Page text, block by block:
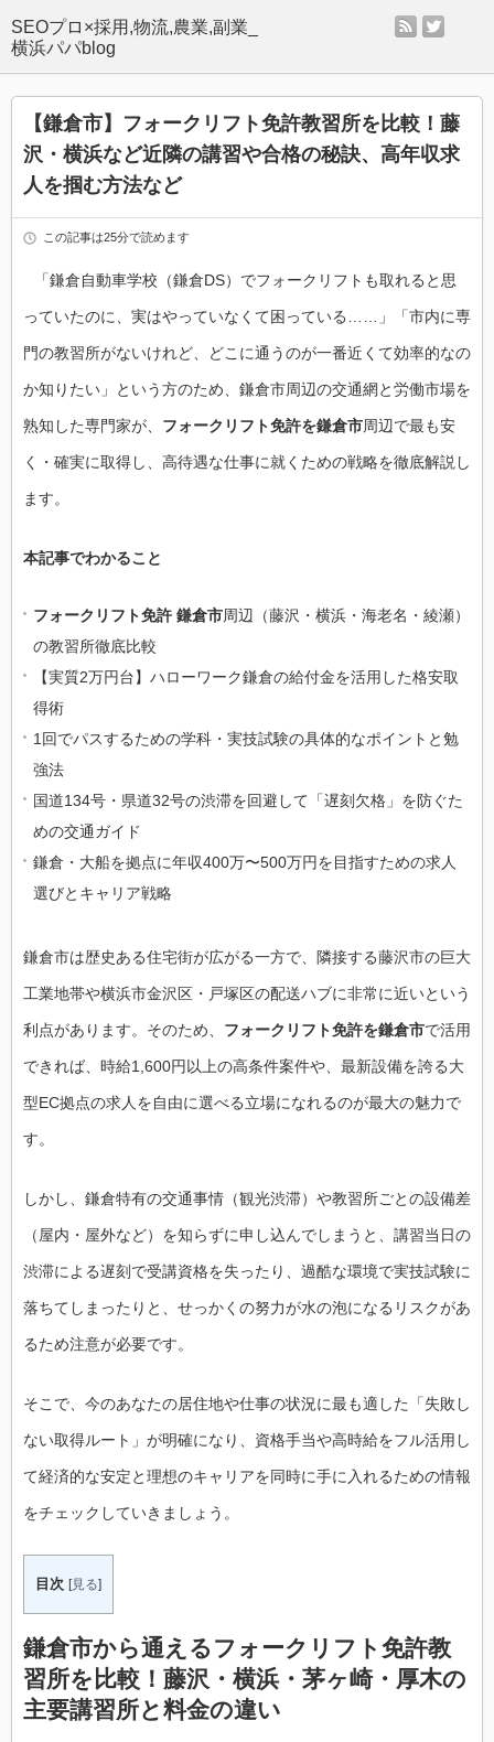
SEOプロ×採用,物流,農業,副業_
横浜パパblog
rss
【鎌倉市】フォークリフト免許教習所を比較！藤
沢・横浜など近隣の講習や合格の秘訣、高年収求
人を掴む方法など
この記事は25分で読めます
「鎌倉自動車学校（鎌倉DS）でフォークリフトも取れると思
っていたのに、実はやっていなくて困っている……」「市内に専
門の教習所がないけれど、どこに通うのが一番近くて効率的なの
か知りたい」という方のため、鎌倉市周辺の交通網と労働市場を
熟知した専門家が、 フォークリフト免許を鎌倉市周辺で最も安
く・確実に取得し、高待遇な仕事に就くための戦略を徹底解説し
ます。
本記事でわかること
フォークリフト免許 鎌倉市周辺（藤沢・横浜・海老名・綾瀬）
の教習所徹底比較
【実質2万円台】ハローワーク鎌倉の給付金を活用した格安取
得術
1回でパスするための学科・実技試験の具体的なポイントと勉
強法
国道134号・県道32号の渋滞を回避して「遅刻欠格」を防ぐた
めの交通ガイド
鎌倉・大船を拠点に年収400万〜500万円を目指すための求人
選びとキャリア戦略
鎌倉市は歴史ある住宅街が広がる一方で、隣接する藤沢市の巨大
工業地帯や横浜市金沢区・戸塚区の配送ハブに非常に近いという
利点があります。そのため、 フォークリフト免許を鎌倉市で活用
できれば、時給1,600円以上の高条件案件や、最新設備を誇る大
型EC拠点の求人を自由に選べる立場になれるのが最大の魅力で
す。
しかし、鎌倉特有の交通事情（観光渋滞）や教習所ごとの設備差
（屋内・屋外など）を知らずに申し込んでしまうと、講習当日の
渋滞による遅刻で受講資格を失ったり、過酷な環境で実技試験に
落ちてしまったりと、せっかくの努力が水の泡になるリスクがあ
るため注意が必要です。
そこで、今のあなたの居住地や仕事の状況に最も適した「失敗し
ない取得ルート」が明確になり、資格手当や高時給をフル活用し
て経済的な安定と理想のキャリアを同時に手に入れるための情報
をチェックしていきましょう。
目次 [見る]
鎌倉市から通えるフォークリフト免許教
習所を比較！藤沢・横浜・茅ヶ崎・厚木の
主要講習所と料金の違い